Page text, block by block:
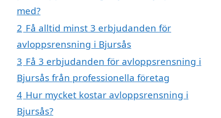
med?
2 Få alltid minst 3 erbjudanden för
avloppsrensning i Bjursås
3 Få 3 erbjudanden för avloppsrensning i
Bjursås från professionella företag
4 Hur mycket kostar avloppsrensning i
Bjursås?